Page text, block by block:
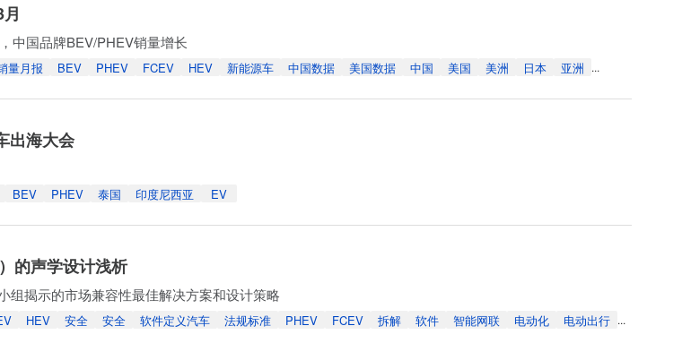
中国品牌BEV/PHEV销量增长
量月报 BEV PHEV FCEV HEV 新能源车 中国数据 美国数据 中国 美国 美洲 日本 亚洲 ...
出海大会
BEV PHEV 泰国 印度尼西亚 EV
的声学设计浅析
组揭示的市场兼容性最佳解决方案和设计策略
HEV 安全 安全 软件定义汽车 法规标准 PHEV FCEV 拆解 软件 智能网联 电动化 电动出行 ...